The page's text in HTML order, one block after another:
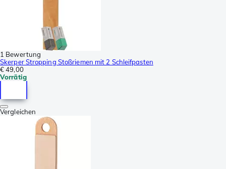
1 Bewertung
Skerper Stropping Stoßriemen mit 2 Schleifpasten
€ 49,00
Vorrätig
Vergleichen